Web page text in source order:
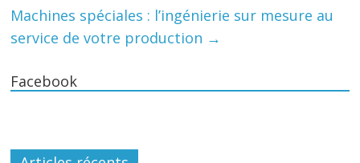
Machines spéciales : l’ingénierie sur mesure au
service de votre production →
Facebook